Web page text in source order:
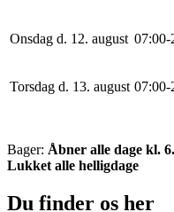
Onsdag d. 12. august 07:00-
Torsdag d. 13. august 07:00-
Bager: Åbner alle dage kl.
Lukket alle helligdage
Du finder os her